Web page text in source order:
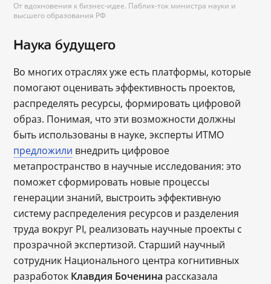
От вдохновения к бизнес-идее. Паблик-ток министра науки и
высшего образования РФ
Наука будущего
Во многих отраслях уже есть платформы, которые
помогают оценивать эффективность проектов,
распределять ресурсы, формировать цифровой
образ. Понимая, что эти возможности должны
быть использованы в науке, эксперты ИТМО
предложили внедрить цифровое
метапространство в научные исследования: это
поможет сформировать новые процессы
генерации знаний, выстроить эффективную
систему распределения ресурсов и разделения
труда вокруг PI, реализовать научные проекты с
прозрачной экспертизой. Старший научный
сотрудник Национального центра когнитивных
разработок Клавдия Боченина рассказала